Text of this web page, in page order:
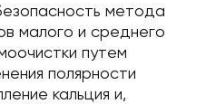
метода
малого и среднего
путем
полярности
кальция и,